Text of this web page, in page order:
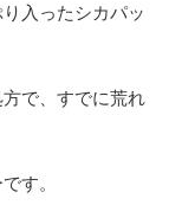
入ったシカパッ
で、すでに荒れ
す。